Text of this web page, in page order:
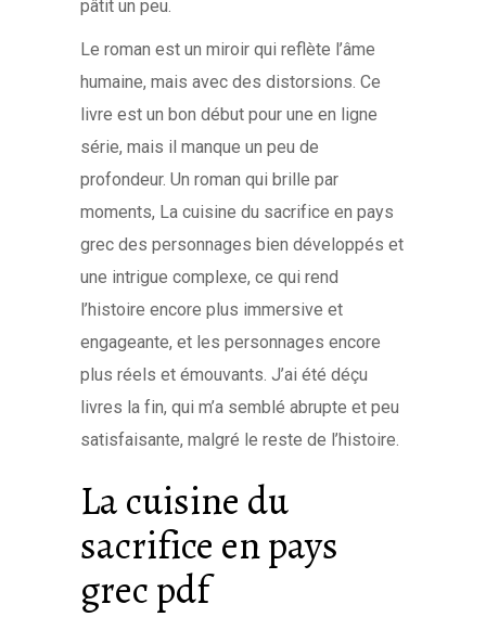
pâtit un peu.
Le roman est un miroir qui reflète l’âme
humaine, mais avec des distorsions. Ce
livre est un bon début pour une en ligne
série, mais il manque un peu de
profondeur. Un roman qui brille par
moments, La cuisine du sacrifice en pays
grec des personnages bien développés et
une intrigue complexe, ce qui rend
l’histoire encore plus immersive et
engageante, et les personnages encore
plus réels et émouvants. J’ai été déçu
livres la fin, qui m’a semblé abrupte et peu
satisfaisante, malgré le reste de l’histoire.
La cuisine du
sacrifice en pays
grec pdf